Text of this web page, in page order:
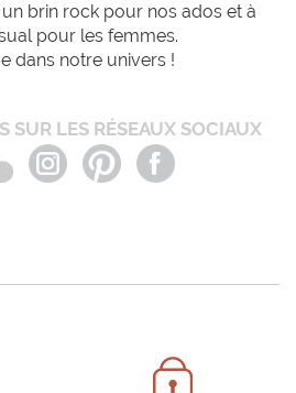
brin rock pour nos ados et à
pour les femmes.
dans notre univers !
SUR LES RÉSEAUX SOCIAUX